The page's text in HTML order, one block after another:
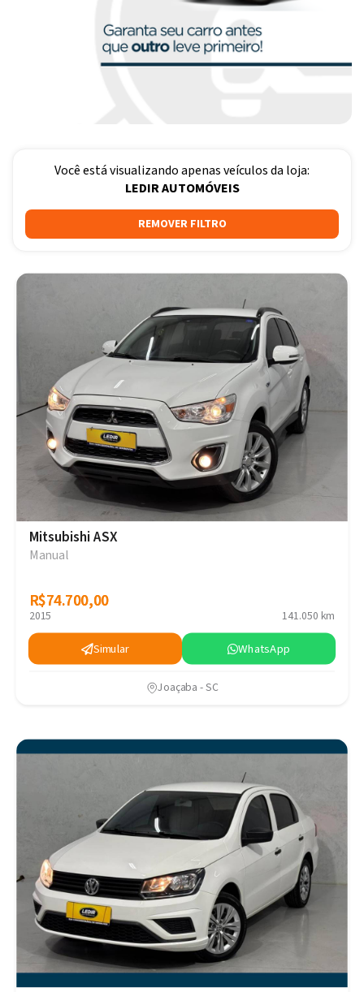
Você está visualizando apenas veículos da loja:
LEDIR AUTOMÓVEIS
REMOVER FILTRO
Mitsubishi ASX
Manual
R$74.700,00
R$74.700,00
2015 141.050 km
Simular WhatsApp
Joaçaba - SC